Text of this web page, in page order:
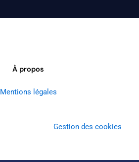
À propos
Mentions légales
Gestion des cookies